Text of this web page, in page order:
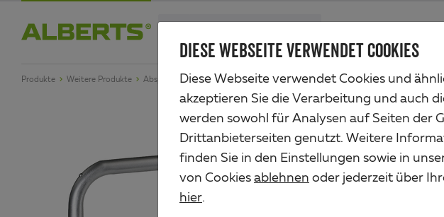
DIESE WEBSEITE VERWENDET COOKIES
Diese Webseite verwendet Cookies und
akzeptieren Sie die Verarbeitung und auch
werden sowohl für Analysen auf Seiten der
Drittanbieterseiten genutzt. Weitere
finden Sie in den Einstellungen sowie in
von Cookies ablehnen oder jederzeit über
hier.
Haupt-
Produkte Weitere Produkte Absperrungen & Schranken Schutzbügel Ratio ohne Querrohr